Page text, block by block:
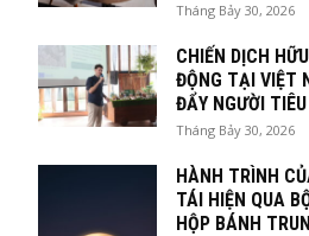
Tháng Bảy 30, 2026
CHIẾN DỊCH
ĐỘNG TẠI VIỆT
ĐẨY NGƯỜI
Tháng Bảy 30, 2026
HÀNH TRÌNH
TÁI HIỆN QUA
HỘP BÁNH